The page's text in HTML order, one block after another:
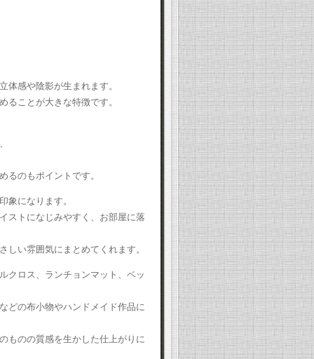
体感や陰影が生まれます。
ることが大きな特徴です。
るのもポイントです。
象になります。
ストになじみやすく、お部屋に落
い雰囲気にまとめてくれます。
クロス、ランチョンマット、ベッ
どの布小物やハンドメイド作品に
ものの質感を生かした仕上がりに